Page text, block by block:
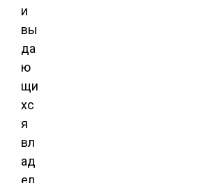
и
вы
да
ю
щи
хс
я
вл
ад
ел